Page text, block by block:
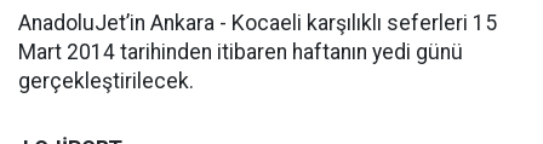
AnadoluJet’in Ankara - Kocaeli karşılıklı seferleri 15
Mart 2014 tarihinden itibaren haftanın yedi günü
gerçekleştirilecek.